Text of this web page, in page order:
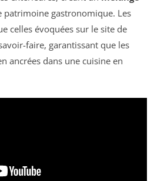
patrimoine gastronomique. Les
celles évoquées sur le site de
faire, garantissant que les
ancrées dans une cuisine en